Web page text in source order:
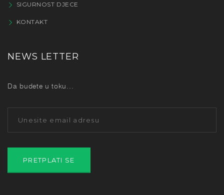
SIGURNOST DJECE
KONTAKT
NEWS LETTER
Da budete u toku...